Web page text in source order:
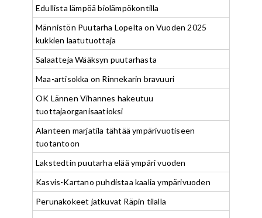
Edullista lämpöä biolämpökontilla
Männistön Puutarha Lopelta on Vuoden 2025
kukkien laatutuottaja
Salaatteja Wääksyn puutarhasta
Maa-artisokka on Rinnekarin bravuuri
OK Lännen Vihannes hakeutuu
tuottajaorganisaatioksi
Alanteen marjatila tähtää ympärivuotiseen
tuotantoon
Lakstedtin puutarha elää ympäri vuoden
Kasvis-Kartano puhdistaa kaalia ympärivuoden
Perunakokeet jatkuvat Räpin tilalla